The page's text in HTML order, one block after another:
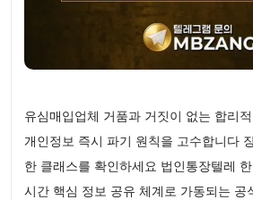
유심매입업체 거품과 거짓이 없는 합리
개인정보 즉시 파기 원칙을 고수합니다
한 클래스를 확인하세요 법인통장텔레
시간 핵심 정보 공유 체계로 가동되는 공